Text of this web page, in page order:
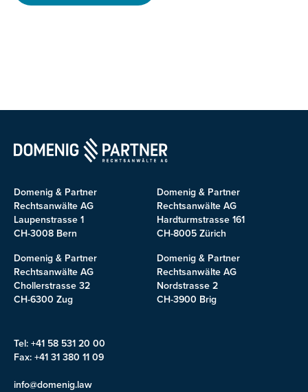
Domenig & Partner
Rechtsanwälte AG
Laupenstrasse 1
CH-3008 Bern
Domenig & Partner
Rechtsanwälte AG
Hardturmstrasse 161
CH-8005 Zürich
Domenig & Partner
Rechtsanwälte AG
Chollerstrasse 32
CH-6300 Zug
Domenig & Partner
Rechtsanwälte AG
Nordstrasse 2
CH-3900 Brig
Tel: +41 58 531 20 00
Fax: +41 31 380 11 09
info@domenig.law